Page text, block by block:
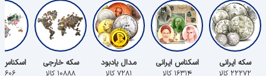
سکه ایرانی اسکناس ایرانی مدال یادبود سکه خارجی